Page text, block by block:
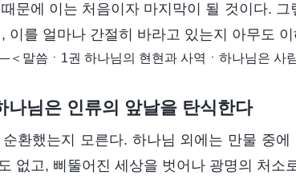
문에 이는 처음이자 마지막이 될 것이다.
이를 얼마나 간절히 바라고 있는지 아무도
＜말씀ㆍ1권 하나님의 현현과 사역ㆍ하나님은 사
나님은 인류의 앞날을 탄식한다
환했는지 모른다. 하나님 외에는 만물 중
없고, 삐뚤어진 세상을 벗어나 광명의 처소